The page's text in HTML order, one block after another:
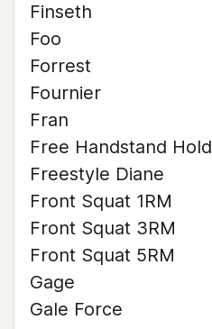
Finseth
Foo
Forrest
Fournier
Fran
Free Handstand Hold
Freestyle Diane
Front Squat 1RM
Front Squat 3RM
Front Squat 5RM
Gage
Gale Force